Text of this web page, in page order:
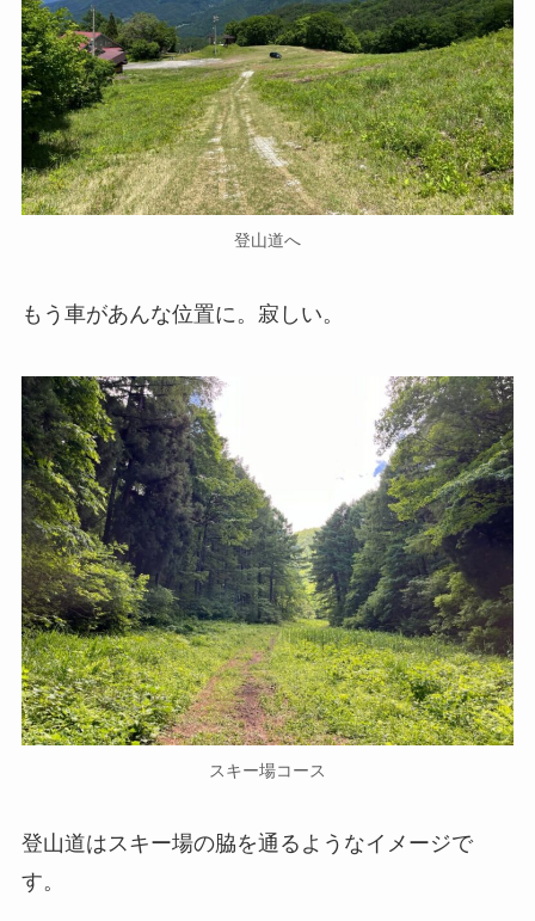
登山道へ
もう車があんな位置に。寂しい。
スキー場コース
登山道はスキー場の脇を通るようなイメージで
す。